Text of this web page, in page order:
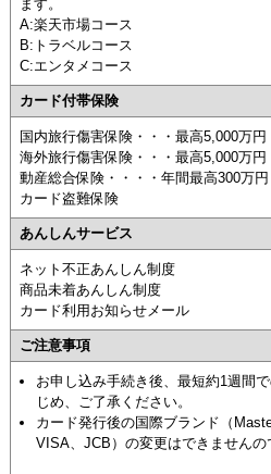
ます。
A:楽天市場コース
B:トラベルコース
C:エンタメコース
カード付帯保険
国内旅行傷害保険・・・最高5,000万円
海外旅行傷害保険・・・最高5,000万円
動産総合保険・・・・年間最高300万円
カード盗難保険
あんしんサービス
ネット不正あんしん制度
商品未着あんしん制度
カード利用お知らせメール
ご注意事項
お申し込み手続き後、最短約1週間
じめ、ご了承ください。
カード発行後の国際ブランド（
VISA、JCB）の変更はできませんの